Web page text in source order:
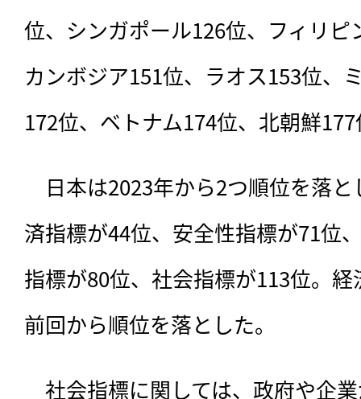
位、シンガポール126位、フィリピ
カンボジア151位、ラオス153位、
172位、ベトナム174位、北朝鮮
日本は2023年から2つ順位を落
済指標が44位、安全性指標が71位
指標が80位、社会指標が113位。
前回から順位を落とした。
社会指標に関しては、政府や企